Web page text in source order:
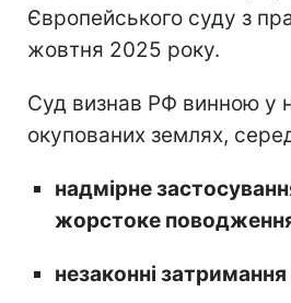
Європейського суду з
жовтня 2025 року.
Суд визнав РФ винною у
окупованих землях,
надмірне
жорстоке
незаконні